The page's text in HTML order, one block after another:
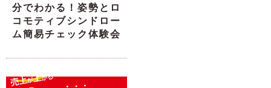
分でわかる！姿勢とロ
コモティブシンドロー
ム簡易チェック体験会